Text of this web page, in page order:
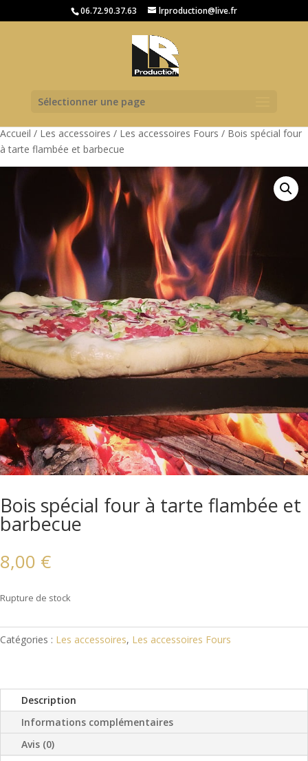
06.72.90.37.63 lrproduction@live.fr
Sélectionner une page
Accueil / Les accessoires / Les accessoires Fours / Bois spécial four
à tarte flambée et barbecue
Bois spécial four à tarte flambée et
barbecue
8,00 €
Rupture de stock
Catégories : Les accessoires, Les accessoires Fours
Description
Informations complémentaires
Avis (0)